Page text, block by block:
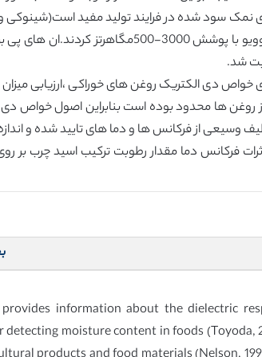
در دامنه ی فرکانس ماکروویو با
شد.
خواص دی الکتریک روغن های خوراکی ،ارزیابی
از روغن ها محدود بوده است بنابراین اصول
وسیعی از فرکانس ها و دما های تایید شده و اندازه
فرکانس دما مقدار رطوبت ترکیب اسید چرب
information about the dielectric
moisture content in foods (Toyoda,